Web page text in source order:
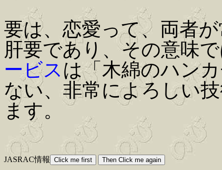
要は、恋愛って、両者
肝要であり、その意味で
ービスは「木綿のハン
ない、非常によろしい
ます。
JASRAC情報